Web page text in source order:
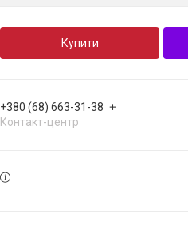
Купити
+380 (68) 663-31-38
Контакт-центр